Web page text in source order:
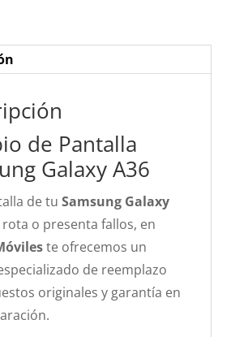
de Pantalla
Galaxy A36
de tu Samsung Galaxy
o presenta fallos, en
te ofrecemos un
de reemplazo
originales y garantía en